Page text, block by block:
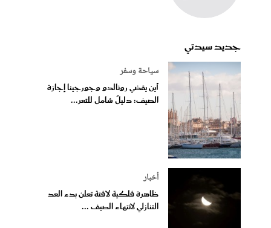
جديد سيدتي
سياحة وسفر
أين يقضي رونالدو وجورجينا إجازة
الصيف: دليلٌ شامل للتعر...
أخبار
ظاهرة فلكية لافتة تعلن بدء العد
التنازلي لانتهاء الصيف ...